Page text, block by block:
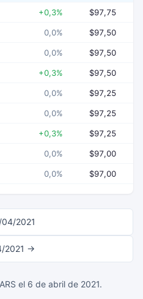
+0,3% $97,75
0,0% $97,50
0,0% $97,50
+0,3% $97,50
0,0% $97,25
0,0% $97,25
+0,3% $97,25
0,0% $97,00
0,0% $97,00
2021
2021 →
el 6 de abril de 2021.